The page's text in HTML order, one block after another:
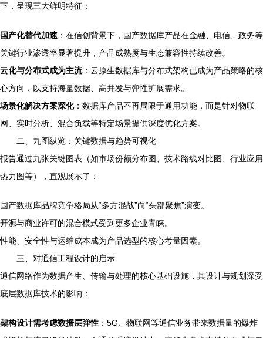
下，呈现三大鲜明特征：
国产化替代加速 ：在信创背景下，国产数据库产品在金融、电信、政务等
关键行业渗透率显著提升，产品成熟度与生态兼容性持续改善。
云化与分布式成为主流：云原生数据库与分布式架构已成为产品策略的核
心方向，以支持海量数据、高并发与弹性扩展需求。
场景化解决方案深化：数据库产品不再局限于通用功能，而是针对物联
网、实时分析、混合负载等特定场景提供深度优化方案。
二、九图纵览：关键数据与趋势可视化
报告通过九张关键图表（如市场份额分布图、技术路线对比图、行业应用
热力图等），直观展示了：
国产数据库品牌竞争格局从“多方混战”向“头部聚焦”演变。
开源与商业许可的混合模式受到更多企业青睐。
性能、安全性与运维成本成为产品选型的核心考量因素。
三、对通信工程设计的启示
通信网络作为数据产生、传输与处理的核心基础设施，其设计与规划深受
底层数据库技术的影响：
架构设计需考虑数据层弹性 ：5G、物联网等通信业务带来数据量的爆炸